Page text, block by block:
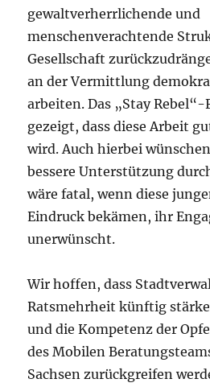
gewaltverherrlichende und
menschenverachtende
Gesellschaft
an der Vermittlung
arbeiten. Das „Stay
gezeigt, dass diese Arbeit
wird. Auch hierbei
bessere Unterstützung
wäre fatal, wenn diese
Eindruck bekämen, ihr
unerwünscht.
Wir hoffen, dass
Ratsmehrheit künftig
und die Kompetenz der
des Mobilen
Sachsen zurückgreifen